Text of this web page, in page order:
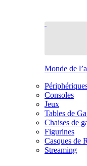
Monde de
Consoles
Jeux
Tables de
Chaises de
Figurines
Casques de
Streaming